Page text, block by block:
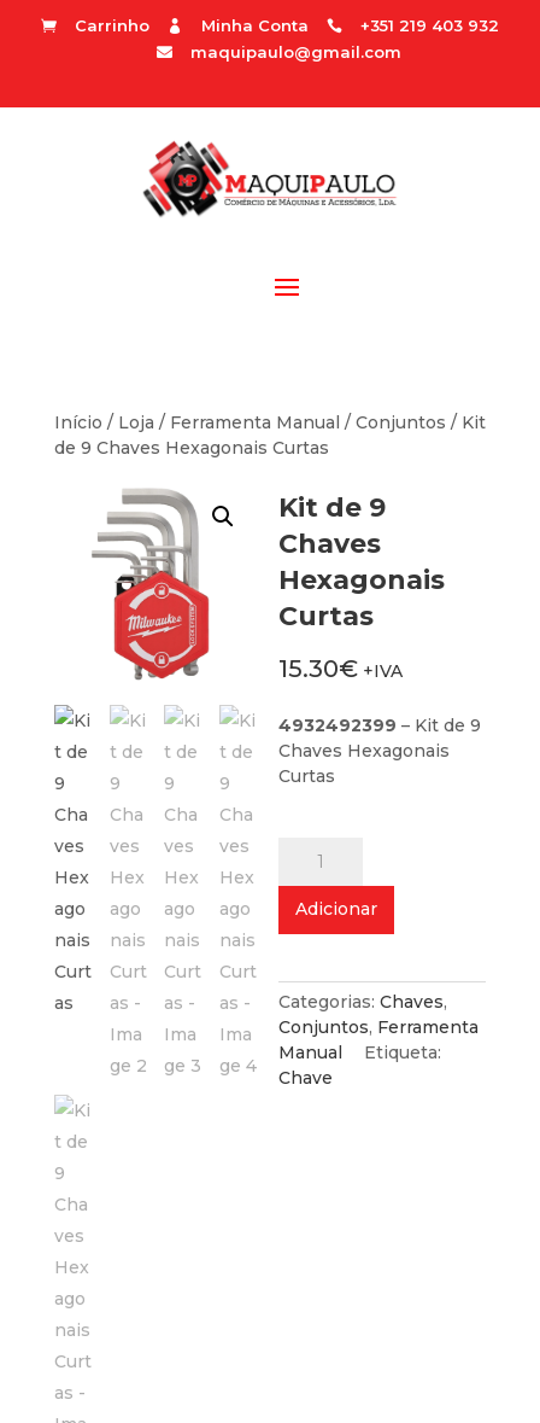
 Carrinho  Minha Conta  +351 219 403 932
 maquipaulo@gmail.com
Início / Loja / Ferramenta Manual / Conjuntos / Kit
de 9 Chaves Hexagonais Curtas
Kit de 9
Chaves
Hexagonais
Curtas
15.30€ +IVA
4932492399 – Kit de 9
Chaves Hexagonais
Curtas
Kit
Hexagonais
Curtas
Adicionar
Categorias:Chaves,
Conjuntos, Ferramenta
Manual
Etiqueta:
Chave